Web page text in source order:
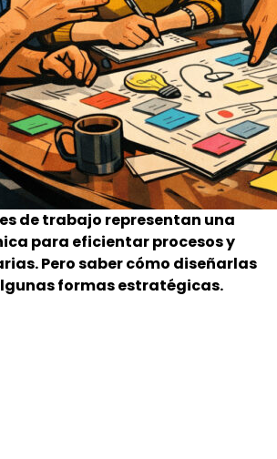
de trabajo representan una
para eficientar procesos y
Pero saber cómo diseñarlas
formas estratégicas.